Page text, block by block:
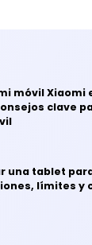
móvil Xiaomi
clave
una tablet
límites y